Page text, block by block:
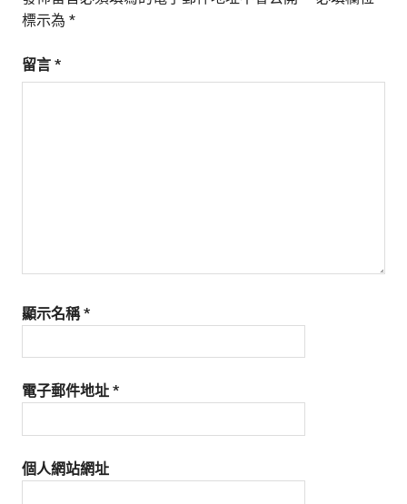
標示為 *
留言 *
顯示名稱*
電子郵件地址 *
個人網站網址